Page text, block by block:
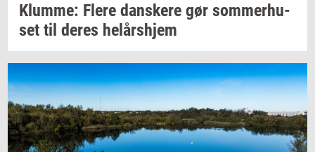
Klum­me: Flere dan­ske­re gør som­mer­hu­
set til deres helårs­hjem